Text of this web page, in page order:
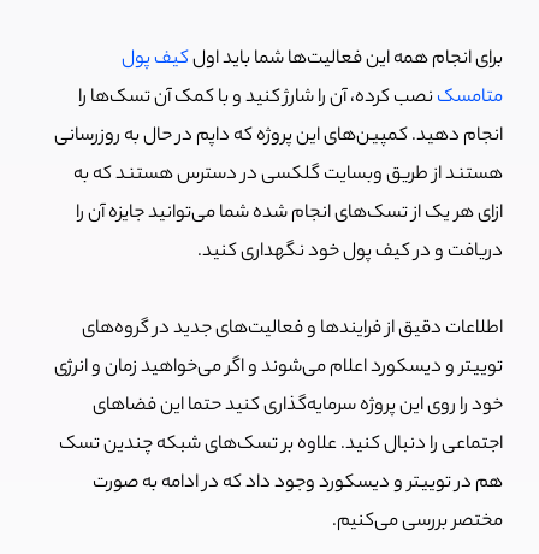
برای انجام همه این فعالیت‌ها شما باید اولکیف پول
متامسکنصب کرده، آن را شارژ کنید و با کمک آن تسک‌ها را
انجام دهید. کمپین‌های این پروژه که داپم در حال به روزرسانی
هستند از طریق وبسایت گلکسی در دسترس هستند که به
ازای هر یک از تسک‌های انجام شده شما می‌توانید جایزه آن را
دریافت و در کیف پول خود نگهداری کنید.
اطلاعات دقیق از فرایندها و فعالیت‌های جدید در گروه‌های
توییتر و دیسکورد اعلام می‌شوند و اگر می‌خواهید زمان و انرژی
خود را روی این پروژه سرمایه‌گذاری کنید حتما این فضاهای
اجتماعی را دنبال کنید.علاوه بر تسک‌های شبکه چندین تسک
هم در توییتر و دیسکورد وجود داد که در ادامه به صورت
مختصر بررسی می‌کنیم.